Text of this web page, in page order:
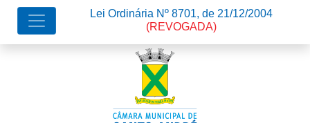
Lei Ordinária Nº 8701, de 21/12/2004
(REVOGADA)